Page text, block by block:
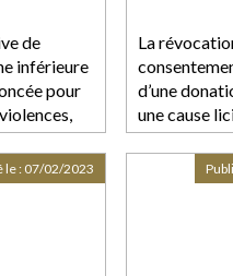
de
inférieure
pour
une peine
La
d’une
une cause
le : 07/02/2023